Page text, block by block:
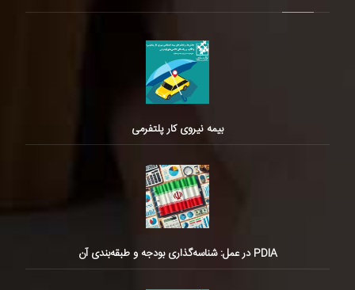
بیمه نیروی کار پلتفرمی
PDIA در عمل: شناسه‌گذاری بودجه و طبقه‌بندی آن